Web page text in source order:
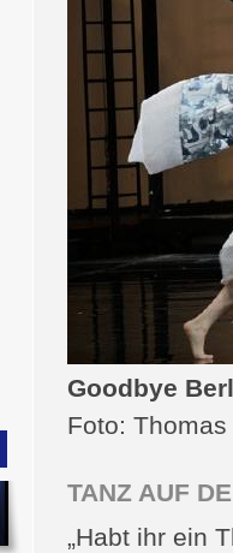
Goodbye
Foto: Thomas
TANZ AUF
„Habt ihr ein